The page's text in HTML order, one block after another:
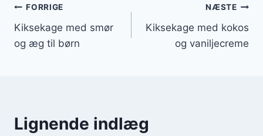
Indlægsnavigation
FORRIGE
Kiksekage med smør
og æg til børn
NÆSTE
Kiksekage med kokos
og vaniljecreme
Lignende indlæg